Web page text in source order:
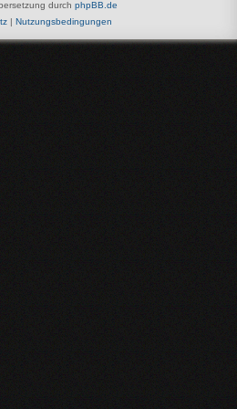
durch phpBB.de
| Nutzungsbedingungen